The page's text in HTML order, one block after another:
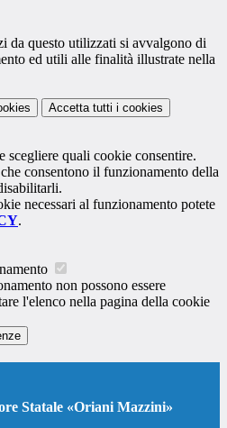
da questo utilizzati si avvalgono di
ed utili alle finalità illustrate nella
Accetta tutti i cookies
scegliere quali cookie consentire.
consentono il funzionamento della
necessari al funzionamento potete
.
non possono essere
l'elenco nella pagina della cookie
Statale «Oriani Mazzini»